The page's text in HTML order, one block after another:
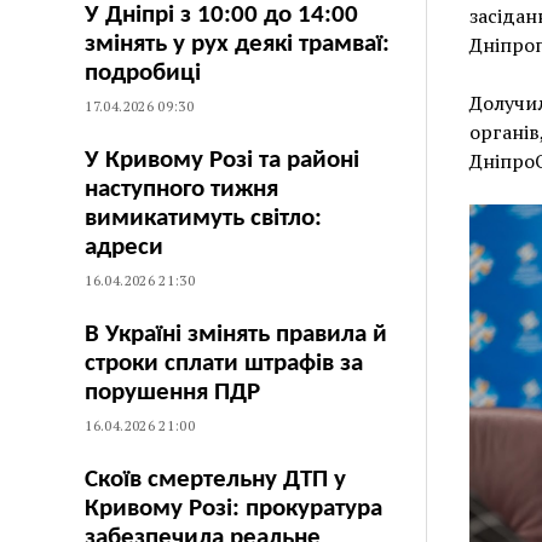
У Дніпрі з 10:00 до 14:00
змінять у рух деякі трамваї:
подробиці
17.04.2026 09:30
У Кривому Розі та районі
наступного тижня
вимикатимуть світло:
адреси
16.04.2026 21:30
В Україні змінять правила й
строки сплати штрафів за
порушення ПДР
16.04.2026 21:00
Скоїв смертельну ДТП у
Кривому Розі: прокуратура